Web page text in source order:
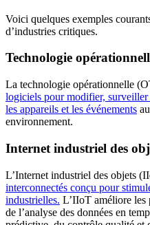
Voici quelques exemples
d’industries critiques.
Technologie
La technologie opérationnelle
logiciels pour modifier, surveiller
les appareils et les événements
environnement.
Internet industriel des
L’Internet industriel des objets
interconnectés conçu pour
industrielles. L’IIoT améliore les
de l’analyse des données en